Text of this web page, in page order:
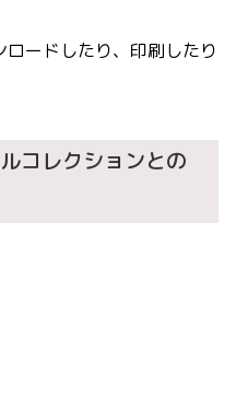
ードしたり、印刷したり
コレクションとの